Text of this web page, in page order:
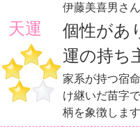
天運
伊藤美喜男さ
個性があ
運の持ち
家系が持つ宿
け継いだ苗字
柄を象徴します